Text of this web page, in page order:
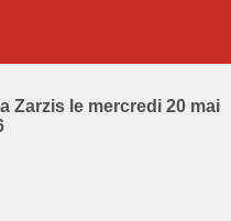
Zarzis le mercredi 20 mai